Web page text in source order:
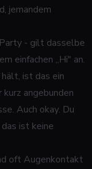
jemandem
- gilt dasselbe
einfachen „Hi" an.
ist das ein
angebunden
Auch okay. Du
ist keine
oft Augenkontakt